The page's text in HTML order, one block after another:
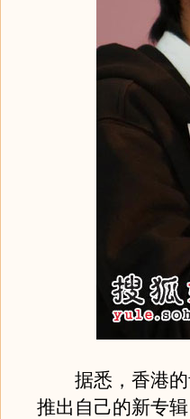
据悉，香港的
推出自己的新专